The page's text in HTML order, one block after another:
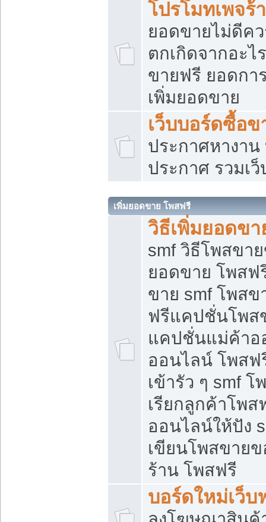
โปรโมทเพจร้
ยอดขายไม่ดีค
ตกเกิดจากอะไ
ขายฟรี ยอดกา
เพิ่มยอดขาย
เว็บบอร์ดซื้อข
ประกาศหางาน
ประกาศ รวมเ
เพิ่มยอดขาย โพสฟรี
วิธีเพิ่มยอดข
smf วิธีโพสขา
ยอดขาย โพสฟ
ขาย smf โพส
ฟรีแคปชั่นโพส
แคปชั่นแม่ค้า
ออนไลน์ โพสฟ
เข้ารัว ๆ smf
เรียกลูกค้าโพส
ออนไลน์ให้ปัง
เขียนโพสขาย
ร้าน โพสฟรี
บอร์ดใหม่เว็บ